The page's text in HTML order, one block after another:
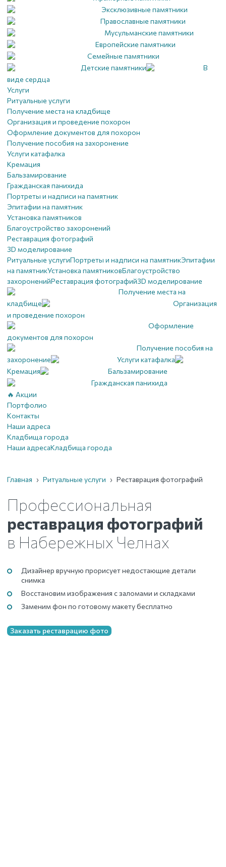
Эксклюзивные памятники
Православные памятники
Мусульманские памятники
Европейские памятники
Семейные памятники
Детские памятники
В
виде сердца
Услуги
Ритуальные услуги
Получение места на кладбище
Организация и проведение похорон
Оформление документов для похорон
Получение пособия на захоронение
Услуги катафалка
Кремация
Бальзамирование
Гражданская панихида
Портреты и надписи на памятник
Эпитафии на памятник
Установка памятников
Благоустройство захоронений
Реставрация фотографий
3D моделирование
Ритуальные услугиПортреты и надписи на памятникЭпитафии
на памятникУстановка памятниковБлагоустройство
захороненийРеставрация фотографий3D моделирование
Получение места на
кладбище
Организация
и проведение похорон
Оформление
документов для похорон
Получение пособия на
захоронение
Услуги катафалка
Кремация
Бальзамирование
Гражданская панихида
🔥 Акции
Портфолио
Контакты
Наши адреса
Кладбища города
Наши адресаКладбища города
Главная › Ритуальные услуги › Реставрация фотографий
Профессиональная
реставрация фотографий
в Набережных Челнах
Дизайнер вручную прорисует недостающие детали
снимка
Восстановим изображения с заломами и складками
Заменим фон по готовому макету бесплатно
Заказать реставрацию фото